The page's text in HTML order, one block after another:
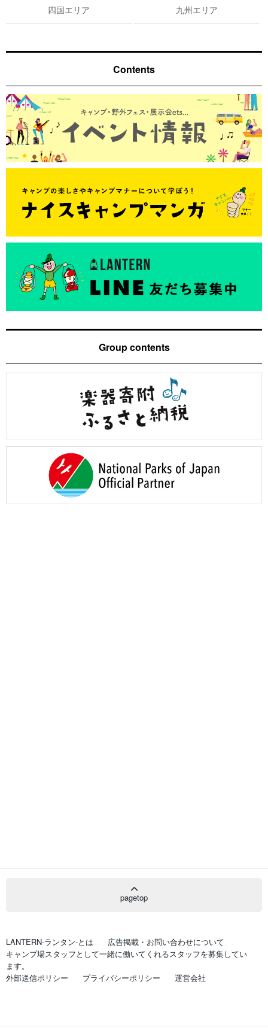
四国エリア 九州エリア
Contents
Group contents
pagetop
LANTERN-ランタン-とは
広告掲載・お問い合わせについて
キャンプ場スタッフとして一緒に働いてくれるスタッフを募集してい
ます。
外部送信ポリシー
プライバシーポリシー 運営会社